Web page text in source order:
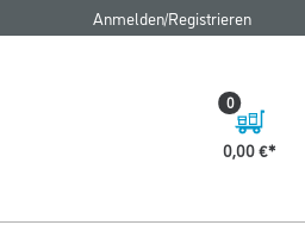
Anmelden/Registrieren
0,00 €
0